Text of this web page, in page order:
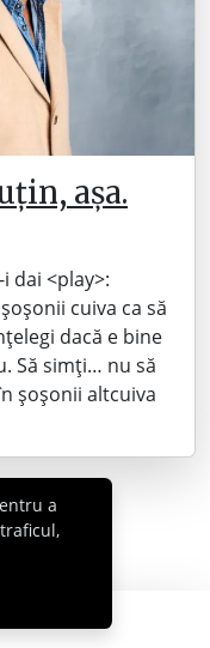
așa.
dai <play>:
cuiva ca să
dacă e bine
Să simți… nu să
șoșonii altcuiva
a